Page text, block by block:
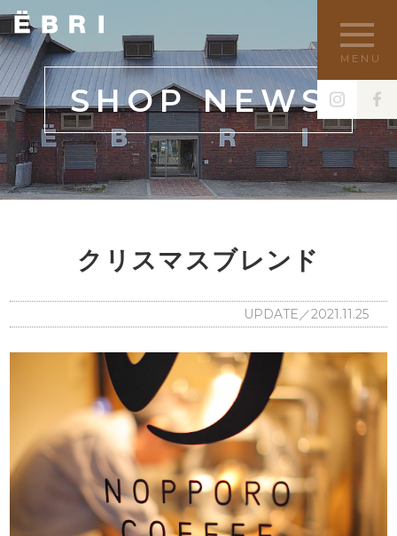
MENU
SHOP NEWS
クリスマスブレンド
UPDATE／2021.11.25